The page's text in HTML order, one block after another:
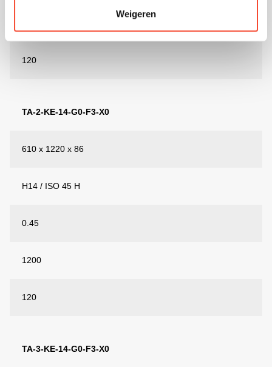
Weigeren
120
TA-2-KE-14-G0-F3-X0
610 x 1220 x 86
H14 / ISO 45 H
0.45
1200
120
TA-3-KE-14-G0-F3-X0